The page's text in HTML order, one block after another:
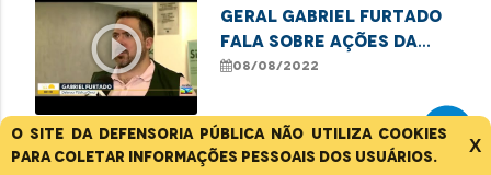
O site da Defensoria Pública não utiliza cookies
para coletar informações pessoais dos usuários.
X
play_circle_outline
Geral Gabriel Furtado
fala sobre ações da
Carreta dos Direitos
08/08/2022